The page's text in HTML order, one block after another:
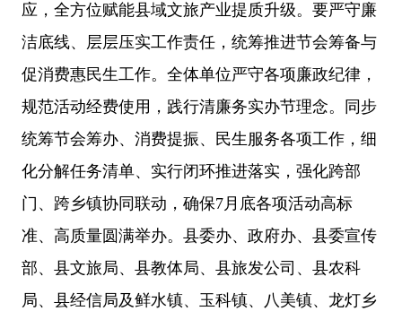
应，全方位赋能县域文旅产业提质升级。 要严守廉
洁底线、层层压实工作责任，统筹推进节会筹备与
促消费惠民生工作。 全体单位严守各项廉政纪律，
规范活动经费使用，践行清廉务实办节理念。同步
统筹节会筹办、消费提振、民生服务各项工作，细
化分解任务清单、实行闭环推进落实，强化跨部
门、跨乡镇协同联动，确保7月底各项活动高标
准、高质量圆满举办。县委办、政府办、县委宣传
部、县文旅局、县教体局、县旅发公司、县农科
局、县经信局及鲜水镇、玉科镇、八美镇、龙灯乡